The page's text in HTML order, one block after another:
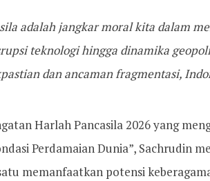
adalah jangkar moral kita dalam
teknologi hingga dinamika
dan ancaman fragmentasi,
Harlah Pancasila 2026 yang
Perdamaian Dunia”, Sachrudin
memanfaatkan potensi